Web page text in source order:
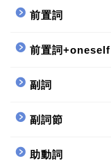
前置詞
前置詞+oneself
副詞
副詞節
助動詞